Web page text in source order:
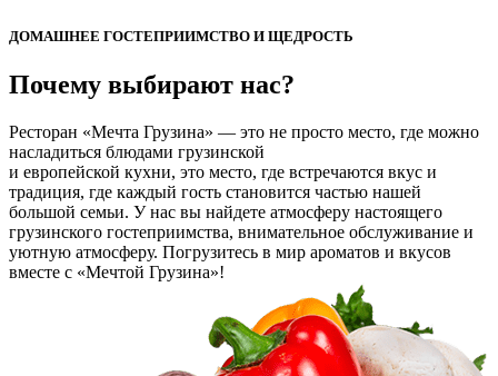
ДОМАШНЕЕ ГОСТЕПРИИМСТВО И ЩЕДРОСТЬ
Почему выбирают нас?
Ресторан «Мечта Грузина» — это не просто место, где можно
насладиться блюдами грузинской
и европейской кухни, это место, где встречаются вкус и
традиция, где каждый гость становится частью нашей
большой семьи. У нас вы найдете атмосферу настоящего
грузинского гостеприимства, внимательное обслуживание и
уютную атмосферу. Погрузитесь в мир ароматов и вкусов
вместе с «Мечтой Грузина»!